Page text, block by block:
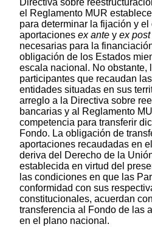
Directiva sobre
el Reglamento MUR
para determinar la fijación y
aportaciones ex ante y ex post
necesarias para la
obligación de los Estados
escala nacional. No obstante,
participantes que recaudan
entidades situadas en sus
arreglo a la Directiva sobre
bancarias y al Reglamento
competencia para transferir
Fondo. La obligación de
aportaciones recaudadas en
deriva del Derecho de la
establecida en virtud del
las condiciones en que las
conformidad con sus
constitucionales, acuerdan
transferencia al Fondo de las
en el plano nacional.